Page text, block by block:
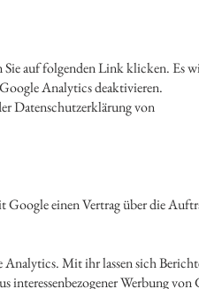
auf folgenden Link klicken. Es
Analytics deaktivieren.
Datenschutzerklärung von
einen Vertrag über die
Mit ihr lassen sich
interessenbezogener Werbung